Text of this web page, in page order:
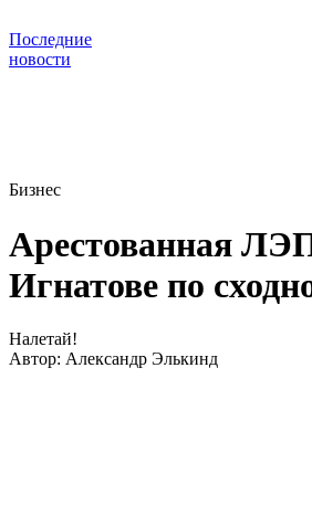
Последние
новости
Бизнес
Арестованная
Игнатове по
Налетай!
Автор: Александр Элькинд